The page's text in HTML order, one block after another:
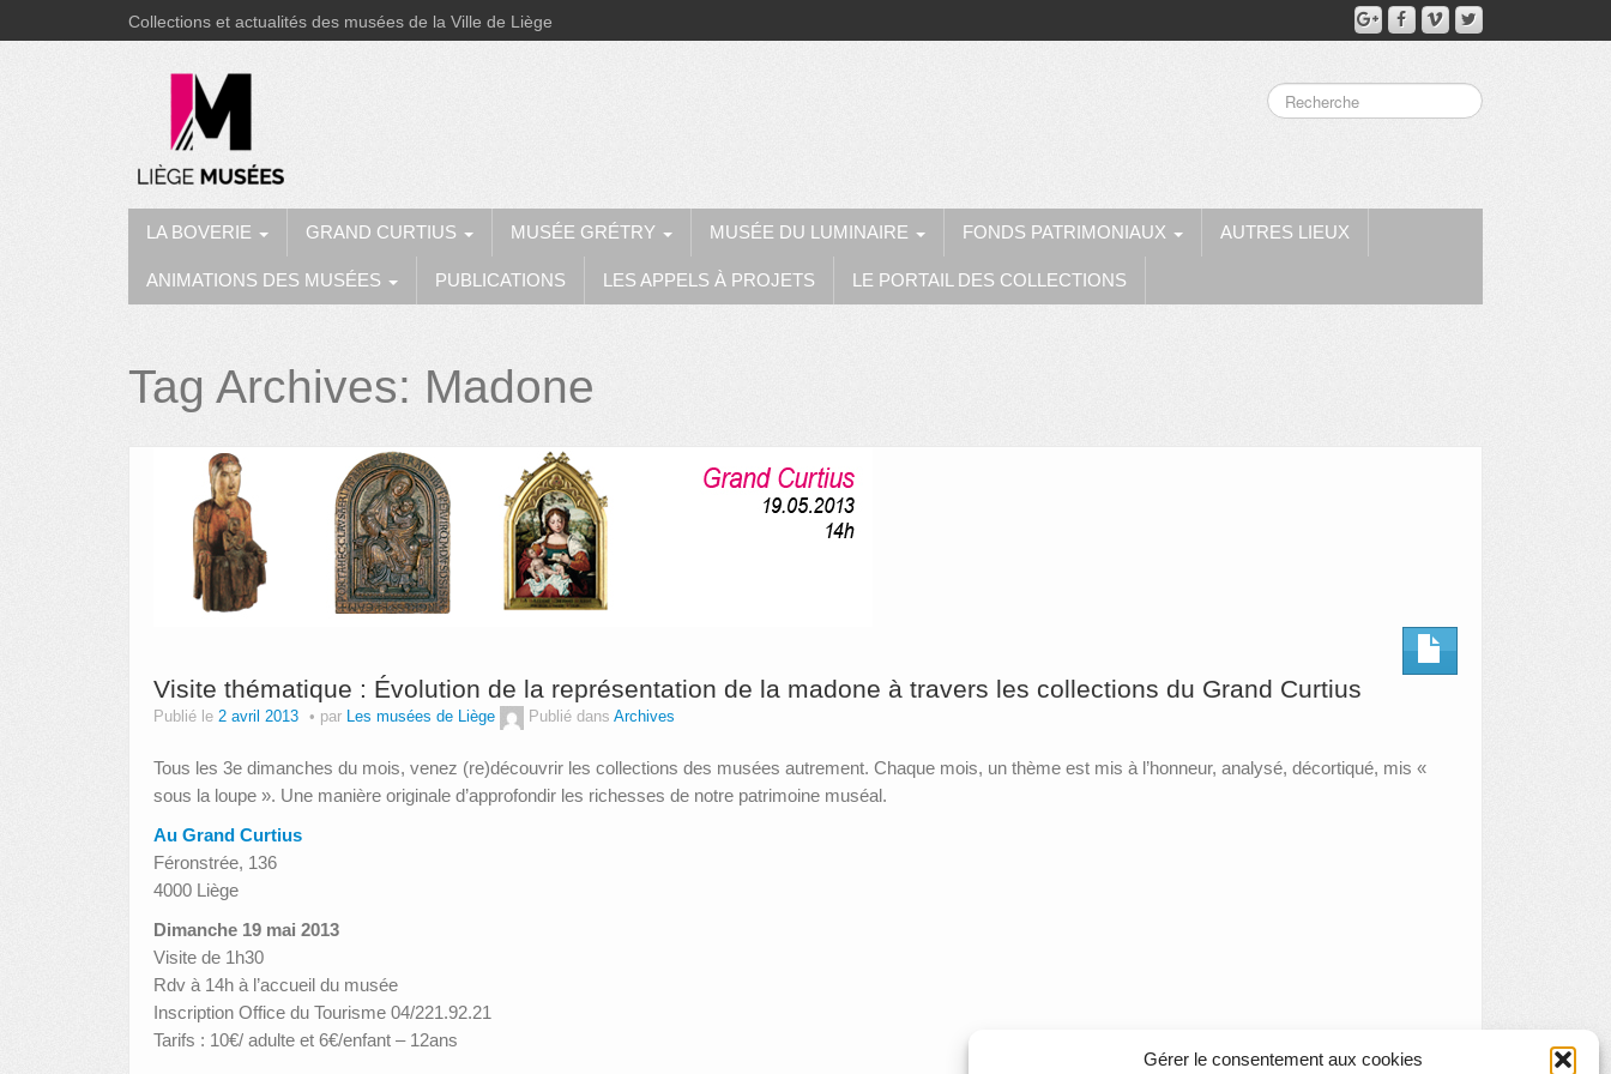
Gérer le consentement aux cookies
Collections et actualités des musées de la Ville de Liège
LA BOVERIE GRAND CURTIUS MUSÉE GRÉTRY MUSÉE DU LUMINAIRE FONDS PATRIMONIAUX AUTRES LIEUX
ANIMATIONS DES MUSÉES PUBLICATIONS LES APPELS À PROJETS LE PORTAIL DES COLLECTIONS
Tag Archives: Madone
Visite thématique : Évolution de la représentation de la madone à travers les collections du Grand Curtius
Publié le 2 avril 2013 par Les musées de Liège Publié dans Archives
Tous les 3e dimanches du mois, venez (re)découvrir les collections des musées autrement. Chaque mois, un thème est mis à l’honneur, analysé, décortiqué, mis «
sous la loupe ». Une manière originale d’approfondir les richesses de notre patrimoine muséal.
Au Grand Curtius
Féronstrée, 136
4000 Liège
Dimanche 19 mai 2013
Visite de 1h30
Rdv à 14h à l’accueil du musée
Inscription Office du Tourisme 04/221.92.21
Tarifs : 10€/ adulte et 6€/enfant – 12ans